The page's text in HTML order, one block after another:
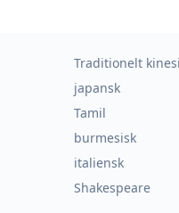
Traditionelt
japansk
Tamil
burmesisk
italiensk
Shakespeare